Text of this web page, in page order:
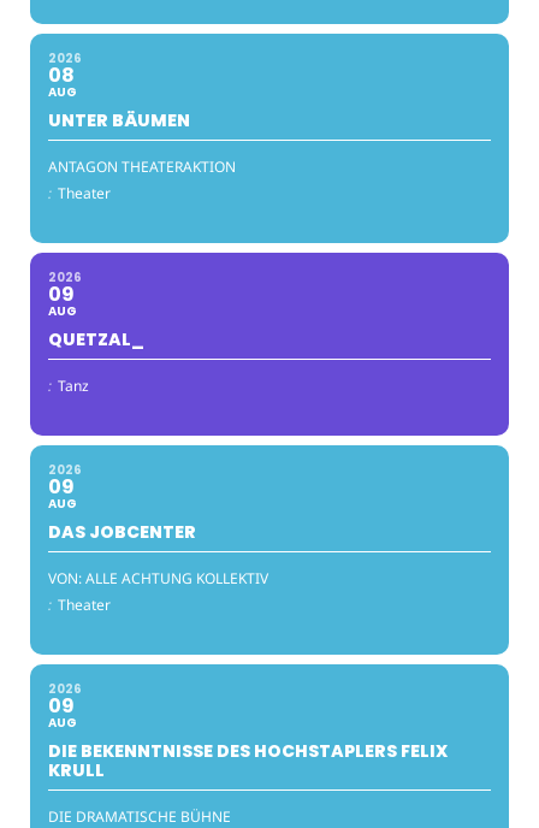
2026
08
AUG
UNTER BÄUMEN
ANTAGON THEATERAKTION
: Theater
2026
09
AUG
QUETZAL_
: Tanz
2026
09
AUG
DAS JOBCENTER
VON: ALLE ACHTUNG KOLLEKTIV
: Theater
2026
09
AUG
DIE BEKENNTNISSE DES HOCHSTAPLERS FELIX
KRULL
DIE DRAMATISCHE BÜHNE